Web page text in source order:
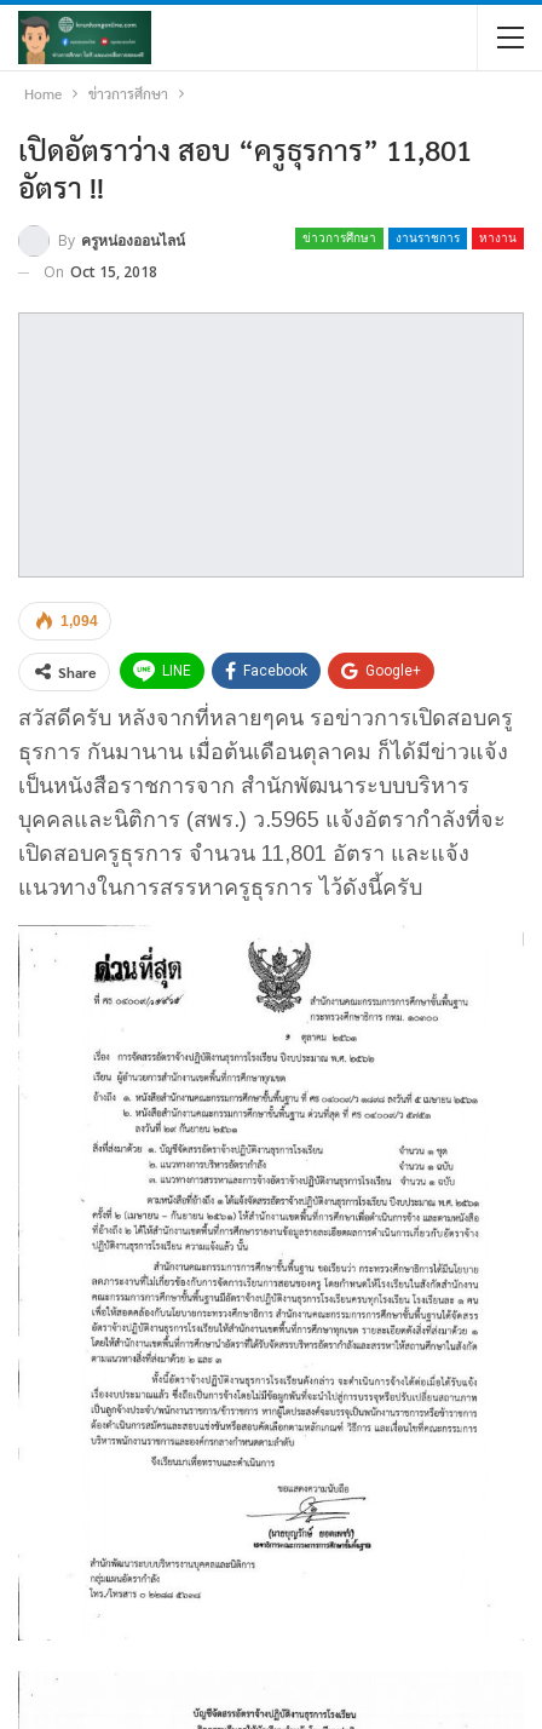
Home ข่าวการศึกษา
เปิดอัตราว่าง สอบ “ครูธุรการ” 11,801
อัตรา !!
ข่าวการศึกษา งานราชการ หางาน
By ครูหน่องออนไลน์
On Oct 15, 2018
1,094
Share LINE Facebook Google+
Twitter WhatsApp Email
สวัสดีครับ หลังจากที่หลายๆคน รอข่าวการเปิดสอบครู
ธุรการ กันมานาน เมื่อต้นเดือนตุลาคม ก็ได้มีข่าวแจ้ง
เป็นหนังสือราชการจาก สำนักพัฒนาระบบบริหาร
บุคคลและนิติการ (สพร.) ว.5965 แจ้งอัตรากำลังที่จะ
เปิดสอบครูธุรการ จำนวน 11,801 อัตรา และแจ้ง
แนวทางในการสรรหาครูธุรการ ไว้ดังนี้ครับ